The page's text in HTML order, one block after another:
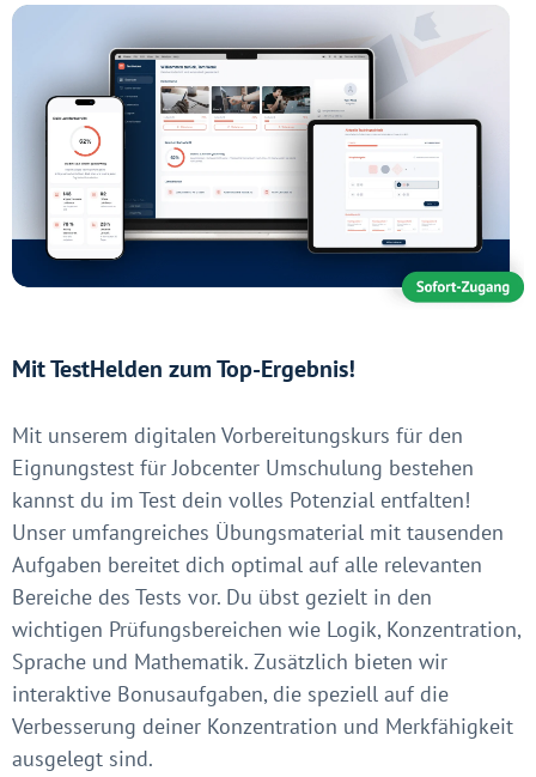
Mit TestHelden zum Top-Ergebnis!
Mit unserem digitalen Vorbereitungskurs für den
Eignungstest für Jobcenter Umschulung bestehen
kannst du im Test dein volles Potenzial entfalten!
Unser umfangreiches Übungsmaterial mit tausenden
Aufgaben bereitet dich optimal auf alle relevanten
Bereiche des Tests vor. Du übst gezielt in den
wichtigen Prüfungsbereichen wie Logik, Konzentration,
Sprache und Mathematik. Zusätzlich bieten wir
interaktive Bonusaufgaben, die speziell auf die
Verbesserung deiner Konzentration und Merkfähigkeit
ausgelegt sind.